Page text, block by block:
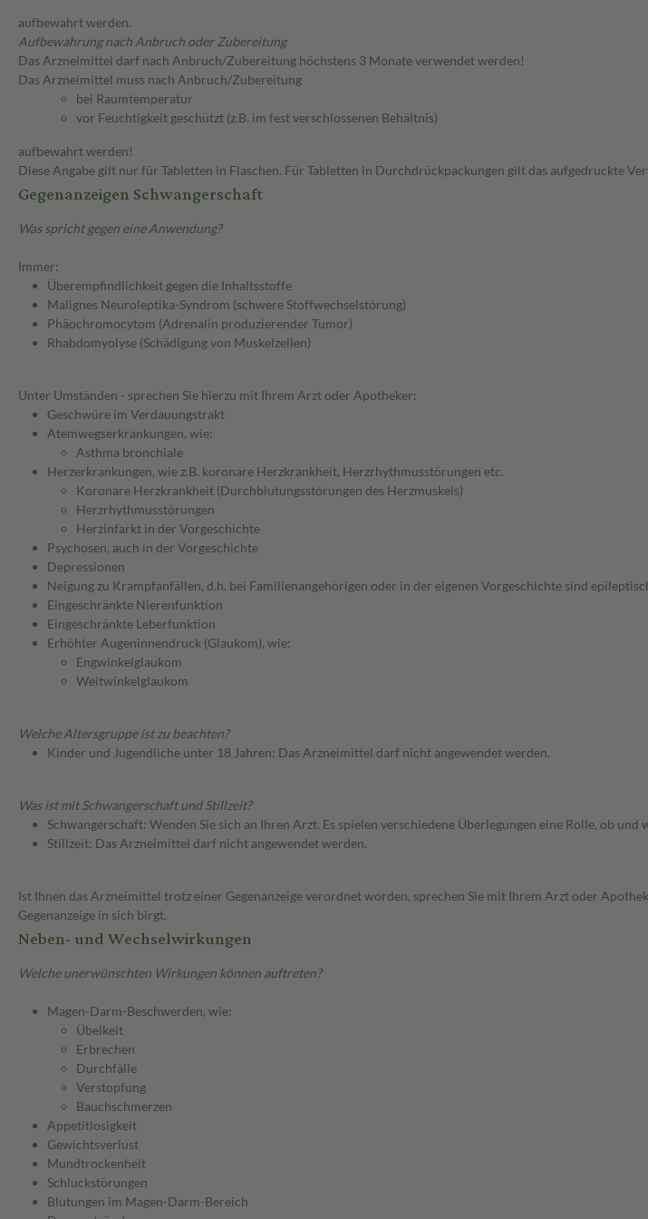
aufbewahrt werden.
Aufbewahrung nach Anbruch oder Zubereitung
Das Arzneimittel darf nach Anbruch/Zubereitung höchstens 3 Monate verwendet werden!
Das Arzneimittel muss nach Anbruch/Zubereitung
bei Raumtemperatur
vor Feuchtigkeit geschützt (z.B. im fest verschlossenen Behältnis)
aufbewahrt werden!
Diese Angabe gilt nur für Tabletten in Flaschen. Für Tabletten in Durchdrückpackungen gilt das aufgedruckte
Gegenanzeigen Schwangerschaft
Was spricht gegen eine Anwendung?
Immer:
Überempfindlichkeit gegen die Inhaltsstoffe
Malignes Neuroleptika-Syndrom (schwere Stoffwechselstörung)
Phäochromocytom (Adrenalin produzierender Tumor)
Rhabdomyolyse (Schädigung von Muskelzellen)
Unter Umständen - sprechen Sie hierzu mit Ihrem Arzt oder Apotheker:
Geschwüre im Verdauungstrakt
Atemwegserkrankungen, wie:
Asthma bronchiale
Herzerkrankungen, wie z.B. koronare Herzkrankheit, Herzrhythmusstörungen etc.
Koronare Herzkrankheit (Durchblutungsstörungen des Herzmuskels)
Herzrhythmusstörungen
Herzinfarkt in der Vorgeschichte
Psychosen, auch in der Vorgeschichte
Depressionen
Neigung zu Krampfanfällen, d.h. bei Familienangehörigen oder in der eigenen Vorgeschichte sind
Eingeschränkte Nierenfunktion
Eingeschränkte Leberfunktion
Erhöhter Augeninnendruck (Glaukom), wie:
Engwinkelglaukom
Weitwinkelglaukom
Welche Altersgruppe ist zu beachten?
Kinder und Jugendliche unter 18 Jahren: Das Arzneimittel darf nicht angewendet werden.
Was ist mit Schwangerschaft und Stillzeit?
Schwangerschaft: Wenden Sie sich an Ihren Arzt. Es spielen verschiedene Überlegungen eine Rolle, ob
Stillzeit: Das Arzneimittel darf nicht angewendet werden.
Ist Ihnen das Arzneimittel trotz einer Gegenanzeige verordnet worden, sprechen Sie mit Ihrem Arzt oder
Gegenanzeige in sich birgt.
Neben- und Wechselwirkungen
Welche unerwünschten Wirkungen können auftreten?
Magen-Darm-Beschwerden, wie:
Übelkeit
Erbrechen
Durchfälle
Verstopfung
Bauchschmerzen
Appetitlosigkeit
Gewichtsverlust
Mundtrockenheit
Schluckstörungen
Blutungen im Magen-Darm-Bereich